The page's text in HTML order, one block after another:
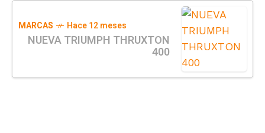
MARCAS Hace 12 meses
NUEVA TRIUMPH THRUXTON
400